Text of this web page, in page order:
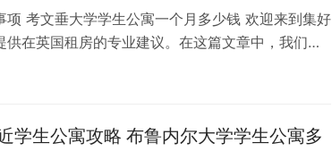
项 考文垂大学学生公寓一个月多少钱 欢迎来到集好
在英国租房的专业建议。在这篇文章中，我们将
宿的注意事项，以…
学生公寓攻略 布鲁内尔大学学生公寓多